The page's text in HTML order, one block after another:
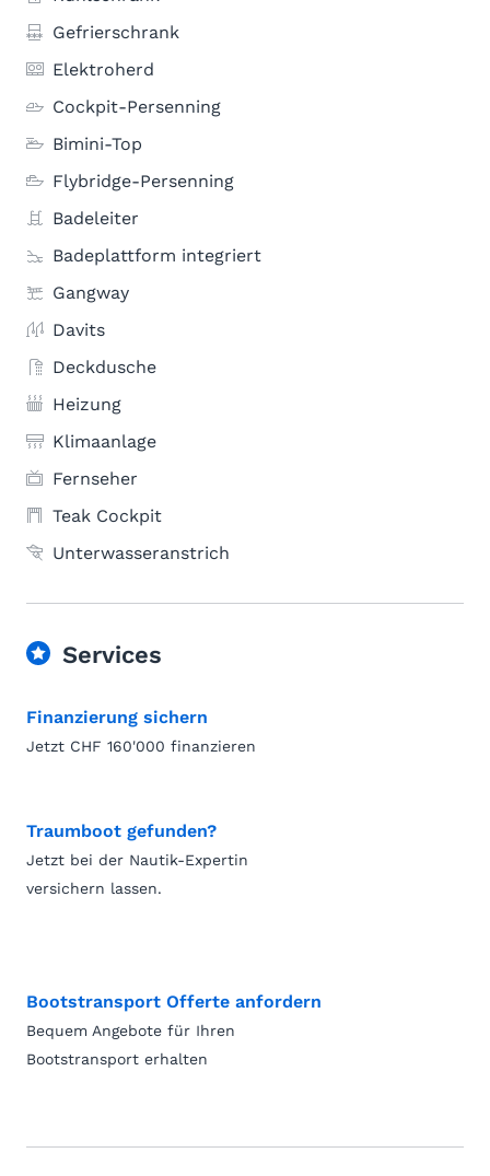
Gefrierschrank
Elektroherd
Cockpit-Persenning
Bimini-Top
Flybridge-Persenning
Badeleiter
Badeplattform integriert
Gangway
Davits
Deckdusche
Heizung
Klimaanlage
Fernseher
Teak Cockpit
Unterwasseranstrich
Services
Finanzierung sichern
Jetzt CHF 160'000 finanzieren
Traumboot gefunden?
Jetzt bei der Nautik-Expertin
versichern lassen.
Bootstransport Offerte anfordern
Bequem Angebote für Ihren
Bootstransport erhalten